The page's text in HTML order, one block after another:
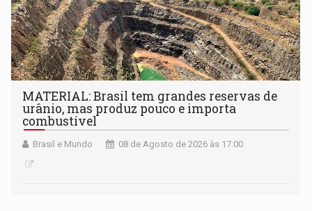
MATERIAL: Brasil tem grandes reservas de
urânio, mas produz pouco e importa
combustível
Brasil e Mundo 08 de Agosto de 2026 às 17:00